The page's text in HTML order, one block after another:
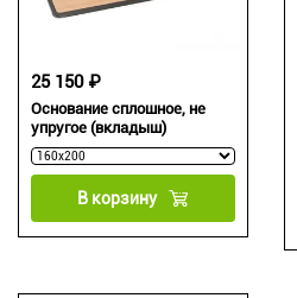
Основание сплошное, не
упругое (вкладыш)
25 150 ₽
В корзину